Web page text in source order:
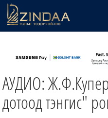
ТВ8
ӨГЛӨӨНИЙ СОНИН
АУДИО ЗОХИОЛ
ЗИНДАА СЭТГҮҮЛ
АУДИО:
дотоод тэнгис"